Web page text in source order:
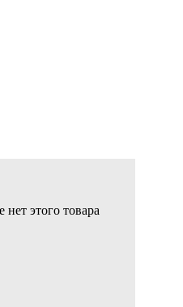
нет этого товара